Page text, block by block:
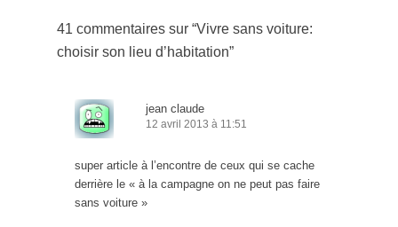
41 commentaires sur “Vivre sans voiture:
choisir son lieu d’habitation”
jean claude
12 avril 2013 à 11:51
super article à l’encontre de ceux qui se cache
derrière le « à la campagne on ne peut pas faire
sans voiture »